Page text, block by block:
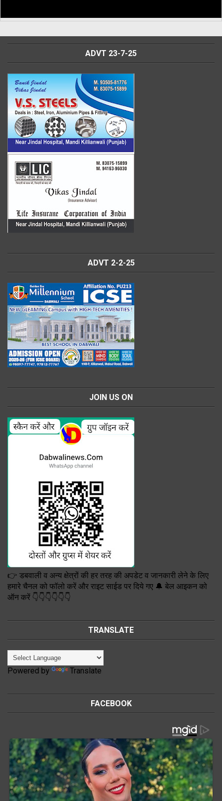
ADVT 23-7-25
ADVT 2-2-25
JOIN US ON
👉 डबवाली व अन्य क्षेत्रों की हर तरह की अपडेट व जानकारी लेने के लिए
हमारे चैनल को फॉलो करें और राइट साईड पर दिये गए 🔔 बेल आइकन को
ऑन करें 👇👇👇👇👇👇
TRANSLATE
Powered by Translate
FACEBOOK